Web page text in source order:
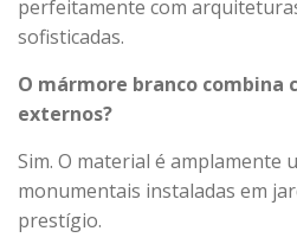
perfeitamente com
sofisticadas.
O mármore branco combina
externos?
Sim. O material é amplamente
monumentais instaladas em
prestígio.